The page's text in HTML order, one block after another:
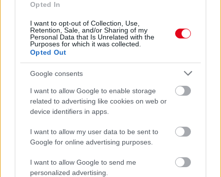
Opted In
I want to opt-out of Collection, Use,
Retention, Sale, and/or Sharing of my
Personal Data that Is Unrelated with the
Purposes for which it was collected.
Opted Out
Google consents
I want to allow Google to enable storage
related to advertising like cookies on web or
device identifiers in apps.
I want to allow my user data to be sent to
Google for online advertising purposes.
I want to allow Google to send me
personalized advertising.
Erre figyelj!
07. 31.
NEM A CITROMSAV, AZ ECET VAGY A
SZÓDABIKARBÓNA A LEGERŐSEBB: EZT HASZNÁLJÁK A
SZÁLLODÁKBAN A VÍZKŐ ELLEN
Ez a szer tényleg eltünteti a vízkövet
24 óra